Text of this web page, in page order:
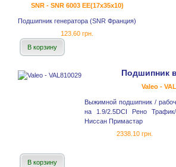
SNR - SNR 6003 EE(17x35x10)
Подшипник генератора (SNR Франция)
123.60 грн.
В корзину
Подшипник
Valeo -
Выжимной подшипник /
на 1.9/2.5DCI Рено
Ниссан Примастар
2338.10 грн.
В корзину